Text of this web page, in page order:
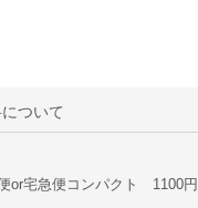
ついて
or宅急便コンパクト 1100円